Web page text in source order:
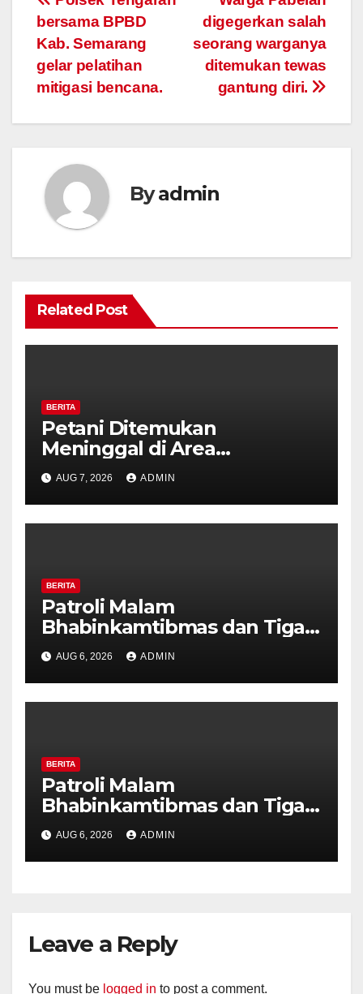
navigation
digegerkan salah
seorang warganya
ditemukan tewas
gantung diri.
bersama BPBD
Kab. Semarang
gelar pelatihan
mitigasi bencana.
Byadmin
Related Post
BERITA
Petani Ditemukan
Meninggal di Area
Persawahan Kalibeji, Polisi
Pastikan Tidak Ada Tanda
Kekerasan
AUG 7, 2026 ADMIN
BERITA
Patroli Malam
Bhabinkamtibmas dan Tiga
Pilar Kelurahan Ungaran
Perkuat Kamtibmas, Warga
Diajak Aktifkan Ronda
AUG 6, 2026 ADMIN
BERITA
Patroli Malam
Bhabinkamtibmas dan Tiga
Pilar Kelurahan Ungaran
Perkuat Kamtibmas, Warga
Diajak Aktifkan Ronda
AUG 6, 2026 ADMIN
Leave a Reply
You must be logged in to post a comment.